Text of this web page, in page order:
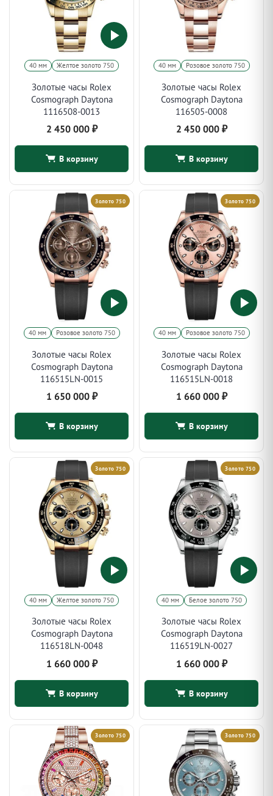
40 мм Желтое золото 750
Золотые часы Rolex
Cosmograph Daytona
1116508-0013
2 450 000 ₽
В корзину
40 мм Розовое золото 750
Золотые часы Rolex
Cosmograph Daytona
116505-0008
2 450 000 ₽
В корзину
Золото 750
40 мм Розовое золото 750
Золотые часы Rolex
Cosmograph Daytona
116515LN-0015
1 650 000 ₽
В корзину
Золото 750
40 мм Розовое золото 750
Золотые часы Rolex
Cosmograph Daytona
116515LN-0018
1 660 000 ₽
В корзину
Золото 750
40 мм Желтое золото 750
Золотые часы Rolex
Cosmograph Daytona
116518LN-0048
1 660 000 ₽
В корзину
Золото 750
40 мм Белое золото 750
Золотые часы Rolex
Cosmograph Daytona
116519LN-0027
1 660 000 ₽
В корзину
Золото 750 Золото 750